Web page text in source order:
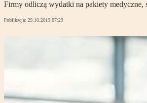
Firmy odliczą wydatki na pakiety
Publikacja: 29.10.2019 07:29